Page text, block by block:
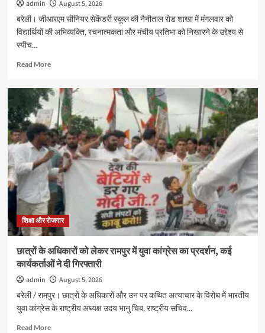
admin
August 5, 2026
बरेली। जीआरएम सीनियर सेकेंडरी स्कूल की नैनीताल रोड शाखा में मंगलवार को
विद्यार्थियों की अभिव्यक्ति, रचनात्मकता और मंचीय प्रतिभा को निखारने के उद्देश्य से
स्पीच...
Read MoreRead
जीआरएम
स्कूल
में
स्पीच
और
अंतर
सदनीय
ड्रामा
प्रतियोगिताओं
में
छात्रों
ने
दिखाई
शिक्षा और रोजगार
छात्रों के अधिकारों को लेकर रामपुर में युवा कांग्रेस का प्रदर्शन, कई
कार्यकर्ताओं ने दी गिरफ्तारी
admin
August 5, 2026
बरेली / रामपुर। छात्रों के अधिकारों और उन पर कथित अत्याचार के विरोध में भारतीय
युवा कांग्रेस के राष्ट्रीय अध्यक्ष उदय भानु चिब, राष्ट्रीय सचिव...
Read MoreRead